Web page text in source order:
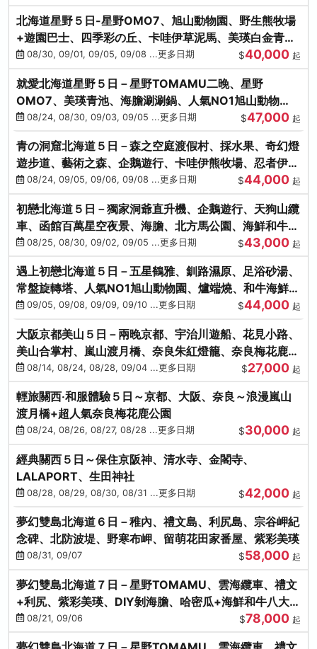
北海道星野５日-星野OMO7、旭山動物園、野生熊牧場
+遊園巴士、四季彩の丘、卡哇伊草泥馬、美瑛白金青
池、螃蟹吃到飽
08/30, 09/01, 09/05, 09/08 ...更多日期 $40,000 起
就愛北海道星野５日－星野TOMAMU二晚、星野
OMO7、美瑛青池、海膽涮涮鍋、人氣NO1旭山動物
園、海鮮和牛螃蟹吃到飽
08/24, 08/30, 09/03, 09/05 ...更多日期 $47,000 起
青の洞窟北海道５日－森之空庭渡假村、採水果、奇幻燈
遊步道、藝術之森、企鵝遊行、卡哇伊熊牧場、忍者伊達
時代村、螃蟹吃到飽
08/24, 09/05, 09/06, 09/08 ...更多日期 $44,000 起
初戀北海道５日－獨家洞爺直升機、企鵝遊行、天狗山纜
車、函館百萬星空夜景、海膽、北方馬公園、海鮮和牛螃
蟹吃到飽
08/25, 08/30, 09/02, 09/05 ...更多日期 $43,000 起
遇上初戀北海道５日－五星鶴雅、釧路濕原、足浴砂湯、
常盤旋轉塔、人氣NO1旭山動物園、爐端燒、和牛海鮮螃
蟹吃到飽
09/05, 09/08, 09/09, 09/10 ...更多日期 $44,000 起
大阪京都美山５日－兩晚京都、宇治川遊船、花見小路、
美山合掌村、嵐山渡月橋、奈良朱紅燈籠、奈良梅花鹿、
流水瀑布電扶梯
08/14, 08/24, 08/28, 09/04 ...更多日期 $27,000 起
輕旅關西‧和服體驗５日～京都、大阪、奈良～浪漫嵐山
渡月橋+超人氣奈良梅花鹿公園
08/24, 08/26, 08/27, 08/28 ...更多日期 $30,000 起
經典關西５日～保住京阪神、清水寺、金閣寺、
LALAPORT、生田神社
08/28, 08/29, 08/30, 08/31 ...更多日期 $42,000 起
夢幻雙島北海道６日－稚內、禮文島、利尻島、宗谷岬紀
念碑、北防波堤、野寒布岬、留萌花田家番屋、紫彩美瑛
08/31, 09/07 $58,000 起
夢幻雙島北海道７日－星野TOMAMU、雲海纜車、禮文
+利尻、紫彩美瑛、DIY剝海膽、哈密瓜+海鮮和牛八大螃
蟹吃到飽
08/21, 09/06 $78,000 起